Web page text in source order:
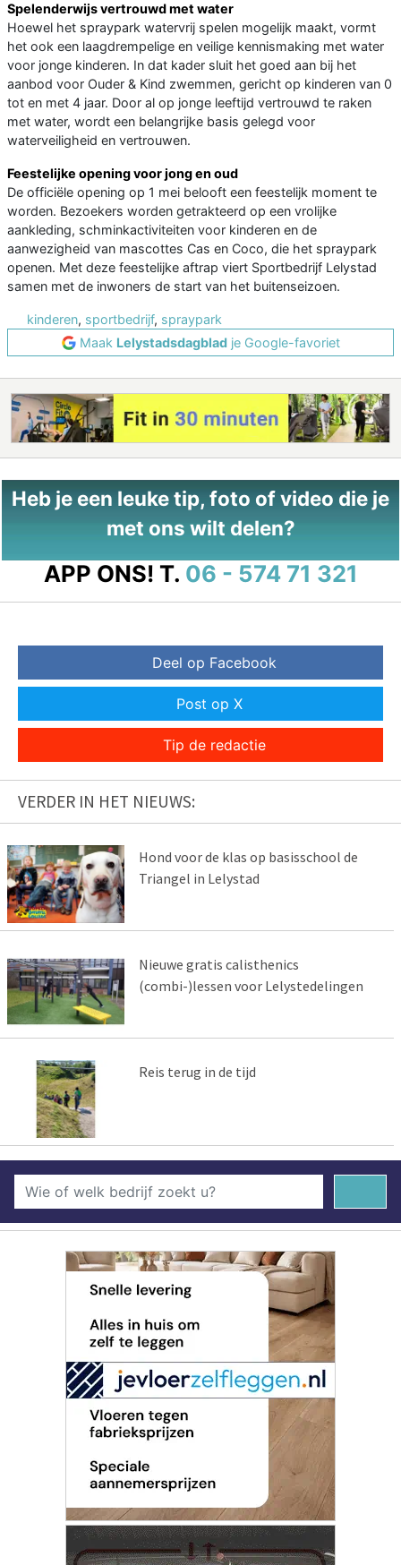
Spelenderwijs vertrouwd met water
Hoewel het spraypark watervrij spelen mogelijk maakt, vormt
het ook een laagdrempelige en veilige kennismaking met water
voor jonge kinderen. In dat kader sluit het goed aan bij het
aanbod voor Ouder & Kind zwemmen, gericht op kinderen van 0
tot en met 4 jaar. Door al op jonge leeftijd vertrouwd te raken
met water, wordt een belangrijke basis gelegd voor
waterveiligheid en vertrouwen.
Feestelijke opening voor jong en oud
De officiële opening op 1 mei belooft een feestelijk moment te
worden. Bezoekers worden getrakteerd op een vrolijke
aankleding, schminkactiviteiten voor kinderen en de
aanwezigheid van mascottes Cas en Coco, die het spraypark
openen. Met deze feestelijke aftrap viert Sportbedrijf Lelystad
samen met de inwoners de start van het buitenseizoen.
kinderen, sportbedrijf, spraypark
Maak Lelystadsdagbladje Google-favoriet
Heb je een leuke tip, foto of video die je
met ons wilt delen?
APP ONS! T. 06 - 574 71 321
Deel op Facebook
Post op X
Tip de redactie
VERDER IN HET NIEUWS:
Hond voor de klas op basisschool de
Triangel in Lelystad
Nieuwe gratis calisthenics
(combi-)lessen voor Lelystedelingen
Reis terug in de tijd